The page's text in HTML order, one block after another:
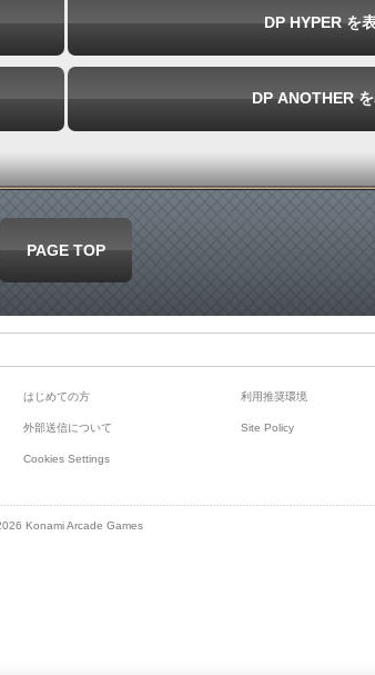
PAGE TOP
はじめての方 利用推奨環境
外部送信について Site Policy
Cookies Settings
Konami Arcade Games